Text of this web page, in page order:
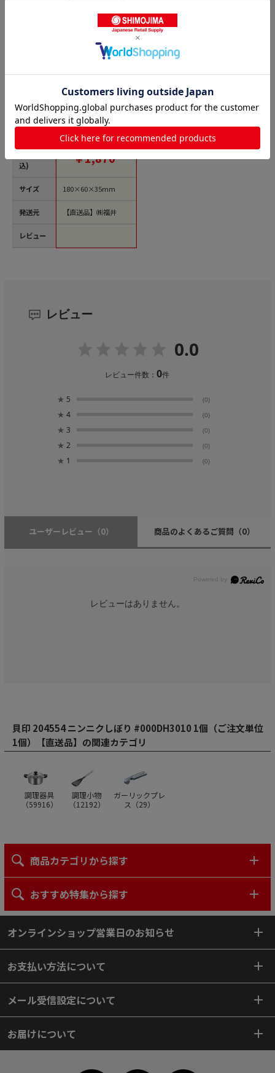
商品名
込)
サイズ
発送元
レビュー
貝印 204554 ニンニク
しぼり #000DH3010 1
【直送品】
￥1,870
180×60×35mm
【直送品】㈱福井
レビュー
0.0
レビュー件数：0件
★ 5 (0)
★ 4 (0)
★ 3 (0)
★ 2 (0)
★ 1 (0)
ユーザーレビュー （0） 商品のよくあるご質問 （0）
レビューはありません。
貝印 204554 ニンニクしぼり #000DH3010 1個（ご注文単位
1個）【直送品】の関連カテゴリ
調理器具
（59916）
調理小物
（12192）
ガーリックプレ
ス（29）
商品カテゴリから探す
おすすめ特集から探す
オンラインショップ営業日のお知らせ
お支払い方法について
メール受信設定について
お届けについて